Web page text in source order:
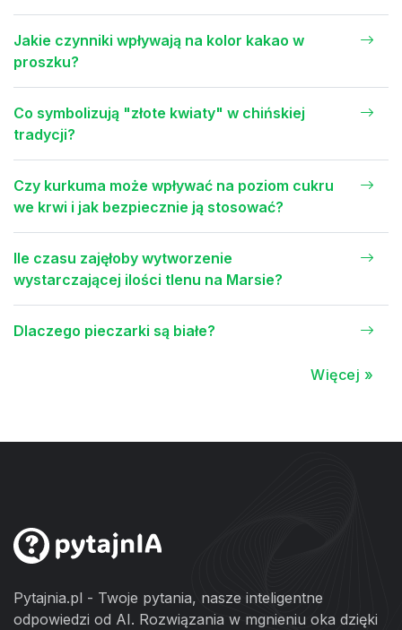
Jakie czynniki wpływają na kolor kakao w
proszku?
Co symbolizują "złote kwiaty" w chińskiej
tradycji?
Czy kurkuma może wpływać na poziom cukru
we krwi i jak bezpiecznie ją stosować?
Ile czasu zajęłoby wytworzenie
wystarczającej ilości tlenu na Marsie?
Dlaczego pieczarki są białe?
Więcej »
Pytajnia.pl - Twoje pytania, nasze inteligentne
odpowiedzi od AI. Rozwiązania w mgnieniu oka dzięki